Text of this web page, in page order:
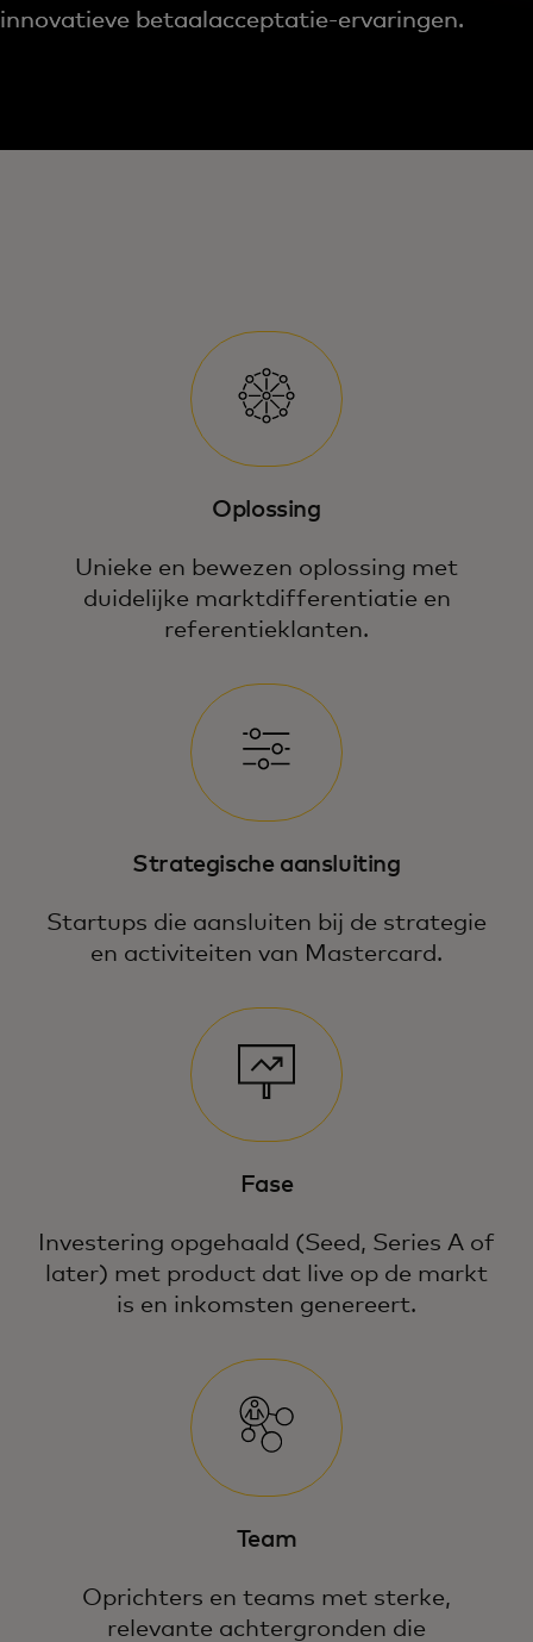
innovatieve betaalacceptatie-ervaringen.
Oplossing
Unieke en bewezen oplossing met
duidelijke marktdifferentiatie en
referentieklanten.
Strategische aansluiting
Startups die aansluiten bij de strategie
en activiteiten van Mastercard.
Fase
Investering opgehaald (Seed, Series A of
later) met product dat live op de markt
is en inkomsten genereert.
Team
Oprichters en teams met sterke,
relevante achtergronden die